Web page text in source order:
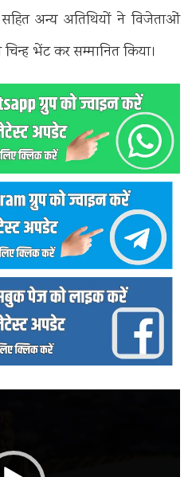
सहित अन्य अतिथियों ने विजेताओं
भेंट कर सम्मानित किया।